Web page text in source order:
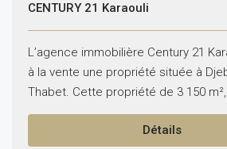
CENTURY 21 Karaouli
L’agence immobilière Century 21
à la vente une propriété située à
Thabet. Cette propriété de 3 150
clôturée, comprend une villa de 200
Détails